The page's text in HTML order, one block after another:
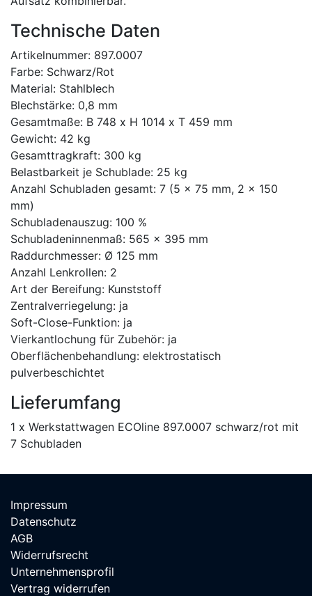
Technische Daten
Artikelnummer: 897.0007
Farbe: Schwarz/Rot
Material: Stahlblech
Blechstärke: 0,8 mm
Gesamtmaße: B 748 x H 1014 x T 459 mm
Gewicht: 42 kg
Gesamttragkraft: 300 kg
Belastbarkeit je Schublade: 25 kg
Anzahl Schubladen gesamt: 7 (5 x 75 mm, 2 x 150
mm)
Schubladenauszug: 100 %
Schubladeninnenmaß: 565 x 395 mm
Raddurchmesser: Ø 125 mm
Anzahl Lenkrollen: 2
Art der Bereifung: Kunststoff
Zentralverriegelung: ja
Soft-Close-Funktion: ja
Vierkantlochung für Zubehör: ja
Oberflächenbehandlung: elektrostatisch
pulverbeschichtet
Lieferumfang
1 x Werkstattwagen ECOline 897.0007 schwarz/rot mit
7 Schubladen
Impressum
Datenschutz
AGB
Widerrufsrecht
Unternehmensprofil
Vertrag widerrufen